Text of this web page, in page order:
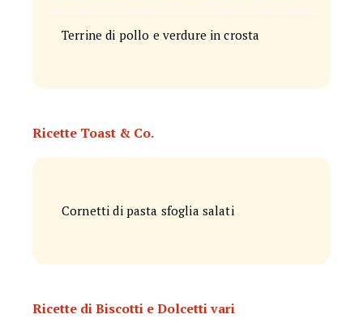
Terrine di pollo e verdure in crosta
Ricette Toast & Co.
Cornetti di pasta sfoglia salati
Ricette di Biscotti e Dolcetti vari